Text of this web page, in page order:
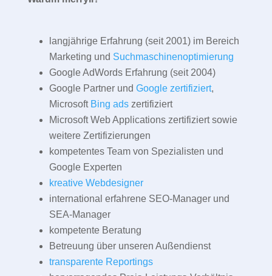
langjährige Erfahrung (seit 2001) im Bereich
Marketing und Suchmaschinenoptimierung
Google AdWords Erfahrung (seit 2004)
Google Partner und Google zertifiziert,
Microsoft Bing adszertifiziert
Microsoft Web Applications zertifiziert sowie
weitere Zertifizierungen
kompetentes Team von Spezialisten und
Google Experten
kreative Webdesigner
international erfahrene SEO-Manager und
SEA-Manager
kompetente Beratung
Betreuung über unseren Außendienst
transparente Reportings